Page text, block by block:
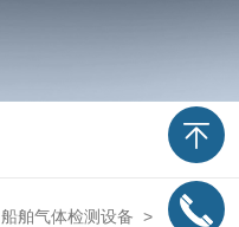
船舶气体检测设备 >